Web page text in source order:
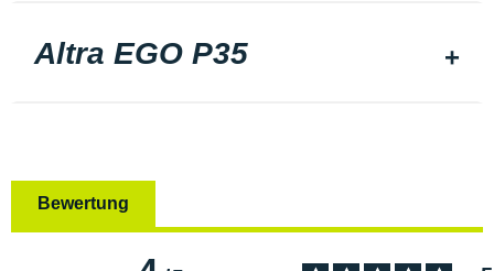
Altra EGO P35
Bewertung